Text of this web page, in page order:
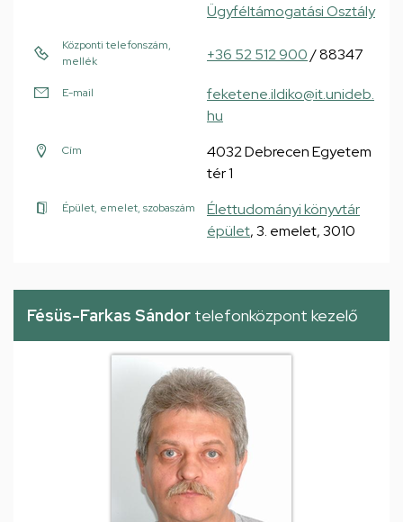
Ügyféltámogatási Osztály
Központi telefonszám,
mellék
+36 52 512 900/ 88347
E-mail
feketene.ildiko@it.unideb.
hu
Cím
4032 Debrecen Egyetem
tér 1
Épület, emelet, szobaszám
Élettudományi könyvtár
épület, 3. emelet, 3010
Fésüs-Farkas Sándor telefonközpont kezelő